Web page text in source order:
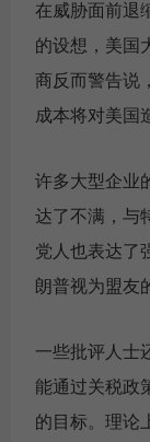
在威胁面前退
的设想，美国
商反而警告说
成本将对美国
许多大型企业
达了不满，与
党人也表达了
朗普视为盟友
一些批评人士
能通过关税政
的目标。理论